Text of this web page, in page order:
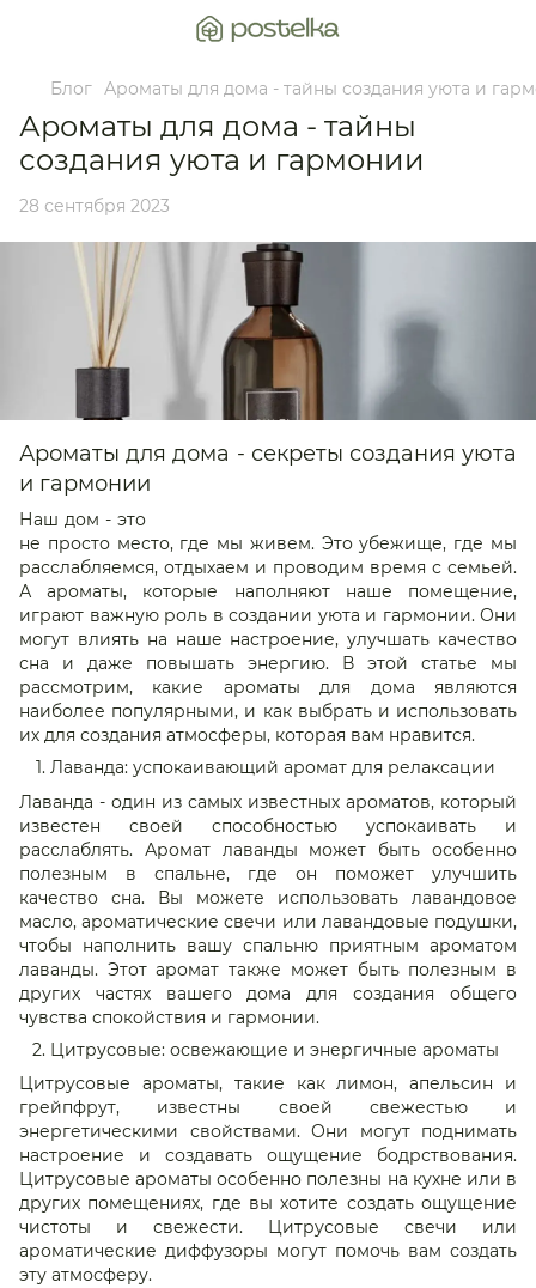
Блог Ароматы для дома - тайны создания уюта и
Ароматы для дома - тайны
создания уюта и гармонии
28 сентября 2023
Ароматы для дома - секреты создания уюта
и гармонии
Наш дом - это
не просто место, где мы живем. Это убежище, где мы
расслабляемся, отдыхаем и проводим время с семьей.
А ароматы, которые наполняют наше помещение,
играют важную роль в создании уюта и гармонии. Они
могут влиять на наше настроение, улучшать качество
сна и даже повышать энергию. В этой статье мы
рассмотрим, какие ароматы для дома являются
наиболее популярными, и как выбрать и использовать
их для создания атмосферы, которая вам нравится.
Лаванда: успокаивающий аромат для релаксации
Лаванда - один из самых известных ароматов, который
известен своей способностью успокаивать и
расслаблять. Аромат лаванды может быть особенно
полезным в спальне, где он поможет улучшить
качество сна. Вы можете использовать лавандовое
масло, ароматические свечи или лавандовые подушки,
чтобы наполнить вашу спальню приятным ароматом
лаванды. Этот аромат также может быть полезным в
других частях вашего дома для создания общего
чувства спокойствия и гармонии.
Цитрусовые: освежающие и энергичные ароматы
Цитрусовые ароматы, такие как лимон, апельсин и
грейпфрут, известны своей свежестью и
энергетическими свойствами. Они могут поднимать
настроение и создавать ощущение бодрствования.
Цитрусовые ароматы особенно полезны на кухне или в
других помещениях, где вы хотите создать ощущение
чистоты и свежести. Цитрусовые свечи или
ароматические диффузоры могут помочь вам создать
эту атмосферу.